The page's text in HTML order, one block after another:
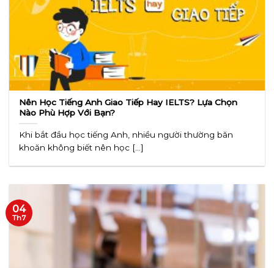
Nên Học Tiếng Anh Giao Tiếp Hay IELTS? Lựa Chọn
Nào Phù Hợp Với Bạn?
Khi bắt đầu học tiếng Anh, nhiều người thường băn
khoăn không biết nên học [...]
04
Th7